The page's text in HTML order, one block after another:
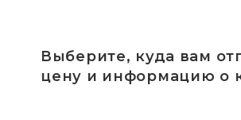
Выберите, куда вам
цену и информацию о